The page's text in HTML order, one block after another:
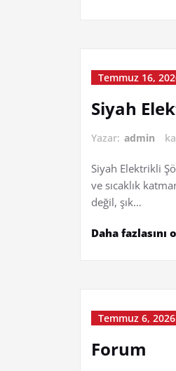
Temmuz 16,
Siyah
Yazar: admin
Siyah Elektrikli
ve sıcaklık
değil, şık…
Daha fazlasını
Temmuz 6, 2026
Forum